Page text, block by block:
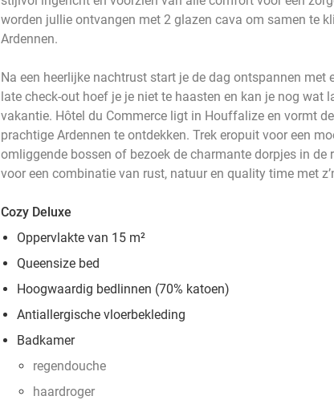
worden jullie ontvangen met 2 glazen cava om samen te
Ardennen.
Na een heerlijke nachtrust start je de dag ontspannen met
late check-out hoef je je niet te haasten en kan je nog wat
vakantie. Hôtel du Commerce ligt in Houffalize en vormt
prachtige Ardennen te ontdekken. Trek eropuit voor een
omliggende bossen of bezoek de charmante dorpjes in de
voor een combinatie van rust, natuur en quality time met
Cozy Deluxe
Oppervlakte van 15 m²
Queensize bed
Hoogwaardig bedlinnen (70% katoen)
Antiallergische vloerbekleding
Badkamer
regendouche
haardroger